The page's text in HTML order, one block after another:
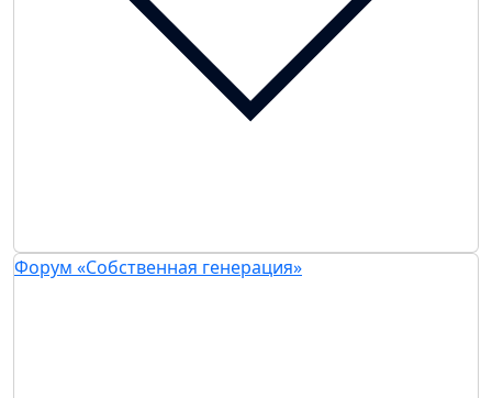
Форум «Собственная генерация»